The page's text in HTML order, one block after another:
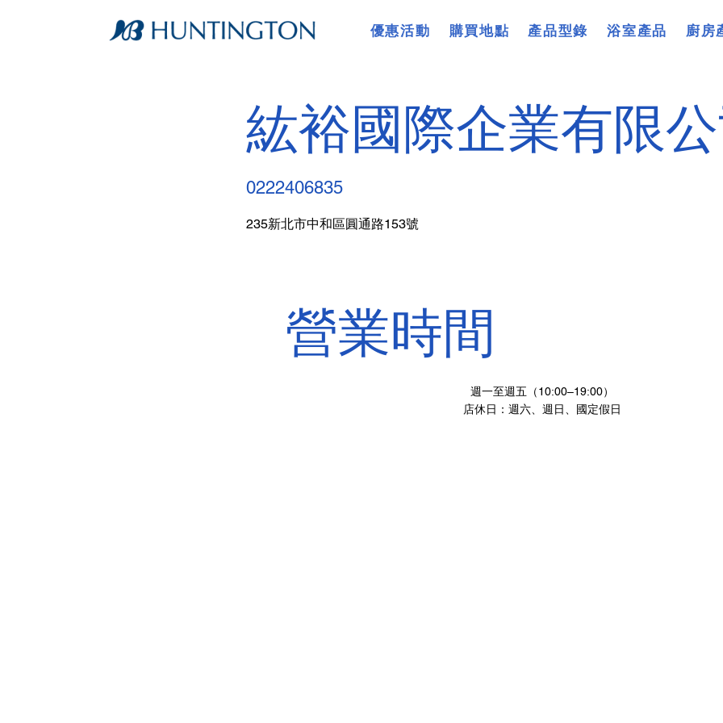
優惠活動 購買地點 產品型錄 浴室產品 廚房
營業時間
週一至週五（10:00–19:00）
店休日：週六、週日、國定假日
紘裕國際企業有限
0222406835
235新北市中和區圓通路153號